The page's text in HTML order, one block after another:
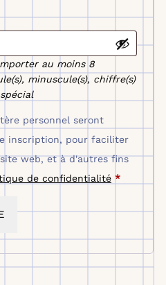
au moins 8
minuscule(s), chiffre(s)
personnel seront
inscription, pour faciliter
web, et à d'autres fins
de confidentialité *